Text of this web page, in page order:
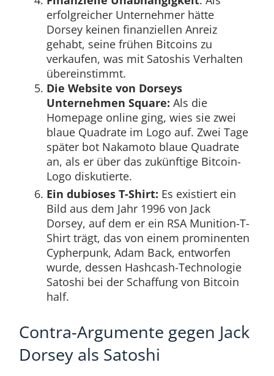
erfolgreicher Unternehmer hätte
Dorsey keinen finanziellen Anreiz
gehabt, seine frühen Bitcoins zu
verkaufen, was mit Satoshis Verhalten
übereinstimmt.
Die Website von Dorseys
Unternehmen Square: Als die
Homepage online ging, wies sie zwei
blaue Quadrate im Logo auf. Zwei Tage
später bot Nakamoto blaue Quadrate
an, als er über das zukünftige Bitcoin-
Logo diskutierte.
Ein dubioses T-Shirt: Es existiert ein
Bild aus dem Jahr 1996 von Jack
Dorsey, auf dem er ein RSA Munition-T-
Shirt trägt, das von einem prominenten
Cypherpunk, Adam Back, entworfen
wurde, dessen Hashcash-Technologie
Satoshi bei der Schaffung von Bitcoin
half.
Contra-Argumente gegen Jack
Dorsey als Satoshi